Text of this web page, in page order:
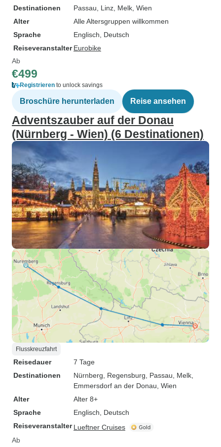
Destinationen
Passau , Linz , Melk , Wien
Alter
Alle Altersgruppen willkommen
Sprache
Englisch, Deutsch
Reiseveranstalter Eurobike
Ab
€499
Registrieren to unlock savings
Broschüre herunterladen Reise ansehen
Adventszauber auf der Donau
(Nürnberg - Wien) (6 Destinationen)
Flusskreuzfahrt
Reisedauer
7 Tage
Destinationen
Nürnberg , Regensburg , Passau , Melk
Emmersdorf an der Donau , Wien
Alter
Alter 8+
Sprache
Englisch, Deutsch
Reiseveranstalter Lueftner Cruises
Ab